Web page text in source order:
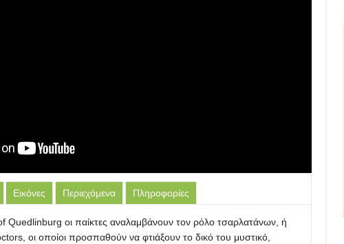
Εικόνες Περιεχόμενα Πληροφορίες
Quedlinburg οι παίκτες αναλαμβάνουν τον ρόλο τσαρλατάνων, ή
οι οποίοι προσπαθούν να φτιάξουν το δικό του μυστικό,